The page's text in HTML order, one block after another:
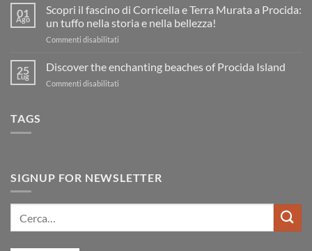
que
faire,
accès
et
Sunrise
Photography
Spots
01
Ago
Scopri il fascino di Corricella e Terra Murata a Procida:
un tuffo nella storia e nella bellezza!
Commenti disabilitati
fascino
tuffo
storia
25
Lug
Discover the enchanting beaches of Procida Island
Commenti disabilitati
TAGS
SIGNUP FOR NEWSLETTER